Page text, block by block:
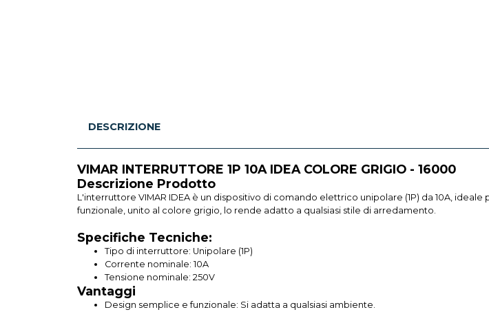
DESCRIZIONE
VIMAR INTERRUTTORE 1P 10A IDEA COLORE GRIGIO - 16000
Descrizione Prodotto
L'interruttore VIMAR IDEA è un dispositivo di comando elettrico unipolare (1P) da 10A,
funzionale, unito al colore grigio, lo rende adatto a qualsiasi stile di arredamento.
Specifiche Tecniche:
Tipo di interruttore: Unipolare (1P)
Corrente nominale: 10A
Tensione nominale: 250V
Vantaggi
Design semplice e funzionale: Si adatta a qualsiasi ambiente.